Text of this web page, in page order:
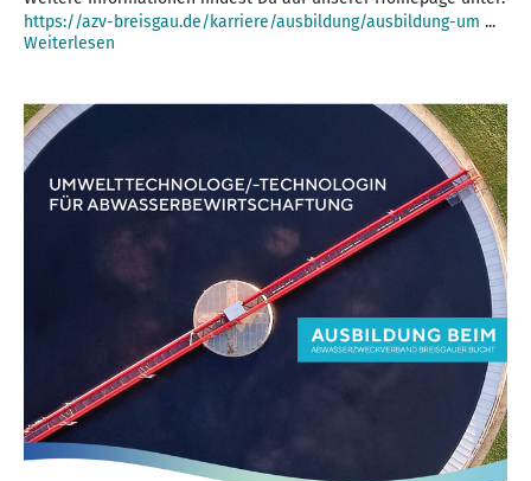
https://azv-breisgau.de/karriere/ausbildung/ausbildung-um ...
Weiterlesen